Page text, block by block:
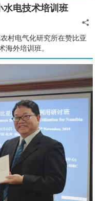
电技术培训班
村电气化研究所在赞比亚
外培训班。